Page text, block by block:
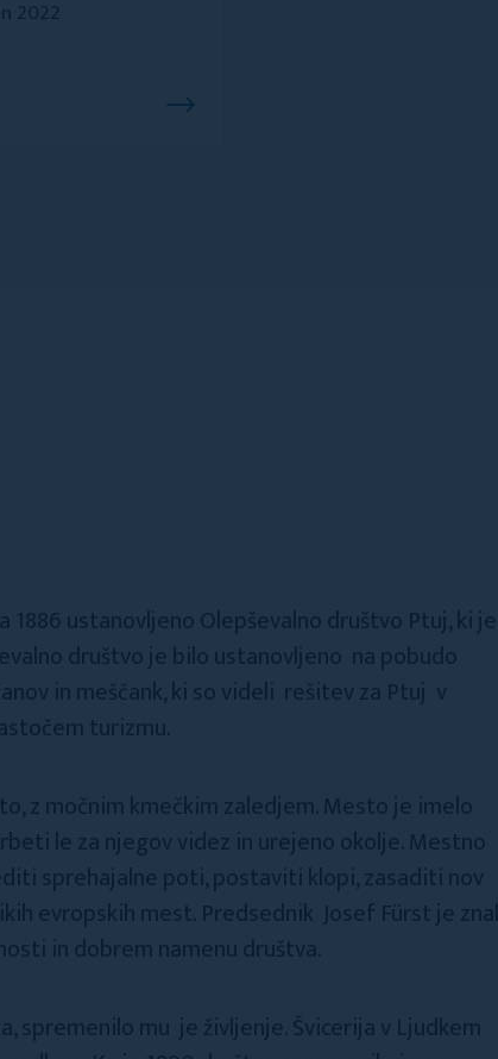
ustanovljeno Olepševalno društvo Ptuj, ki je
društvo je bilo ustanovljeno na pobudo
in meščank, ki so videli rešitev za Ptuj v
turizmu.
z močnim kmečkim zaledjem. Mesto je imelo
le za njegov videz in urejeno okolje. Mestno
sprehajalne poti, postaviti klopi, zasaditi nov
evropskih mest. Predsednik Josef Fürst je znal
in dobrem namenu društva.
spremenilo mu je življenje. Švicerija v Ljudkem